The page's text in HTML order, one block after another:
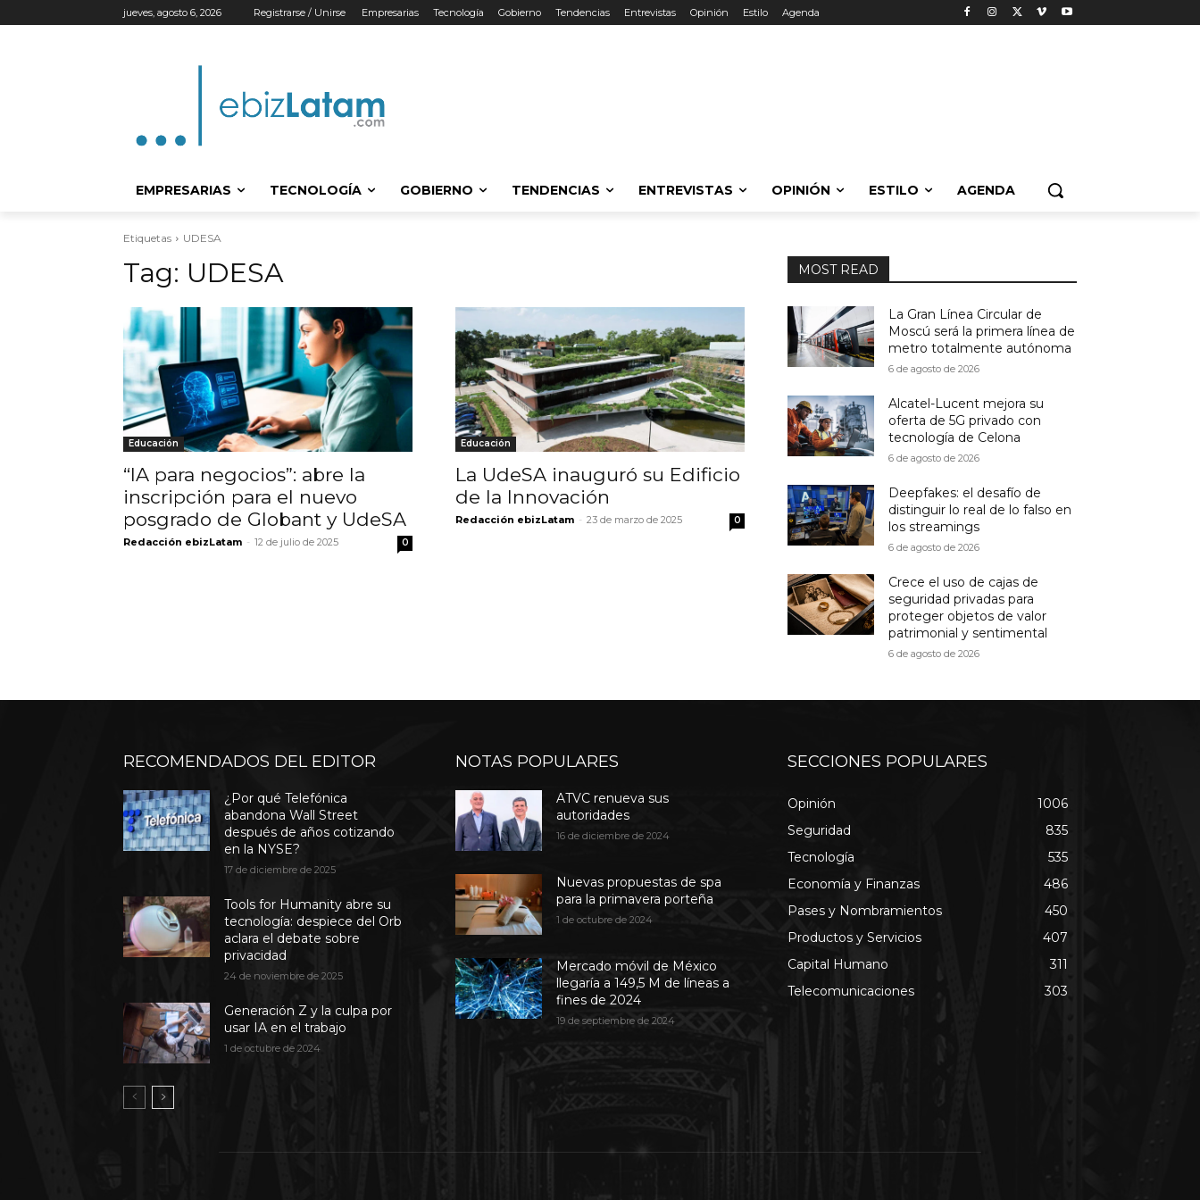
jueves, agosto 6, 2026 Registrarse / Unirse Empresarias Tecnología Gobierno Tendencias Entrevistas Opinión Estilo Agenda
EMPRESARIAS TECNOLOGÍA GOBIERNO TENDENCIAS ENTREVISTAS OPINIÓN ESTILO AGENDA
Etiquetas UDESA
Tag: UDESA
Educación
“IA para negocios”: abre la
inscripción para el nuevo
posgrado de Globant y UdeSA
Redacción ebizLatam - 12 de julio de 2025 0
Educación
La UdeSA inauguró su Edificio
de la Innovación
Redacción ebizLatam - 23 de marzo de 2025 0
MOST READ
La Gran Línea Circular de
Moscú será la primera línea de
metro totalmente autónoma
6 de agosto de 2026
Alcatel-Lucent mejora su
oferta de 5G privado con
tecnología de Celona
6 de agosto de 2026
Deepfakes: el desafío de
distinguir lo real de lo falso en
los streamings
6 de agosto de 2026
Crece el uso de cajas de
seguridad privadas para
proteger objetos de valor
patrimonial y sentimental
6 de agosto de 2026
RECOMENDADOS DEL EDITOR
¿Por qué Telefónica
abandona Wall Street
después de años cotizando
en la NYSE?
17 de diciembre de 2025
Tools for Humanity abre su
tecnología: despiece del Orb
aclara el debate sobre
privacidad
24 de noviembre de 2025
Generación Z y la culpa por
usar IA en el trabajo
1 de octubre de 2024
NOTAS POPULARES
ATVC renueva sus
autoridades
16 de diciembre de 2024
Nuevas propuestas de spa
para la primavera porteña
1 de octubre de 2024
Mercado móvil de México
llegaría a 149,5 M de líneas a
fines de 2024
19 de septiembre de 2024
SECCIONES POPULARES
Opinión
1006
Seguridad
835
Tecnología
535
Economía y Finanzas
486
Pases y Nombramientos
450
Productos y Servicios
407
Capital Humano
311
Telecomunicaciones
303